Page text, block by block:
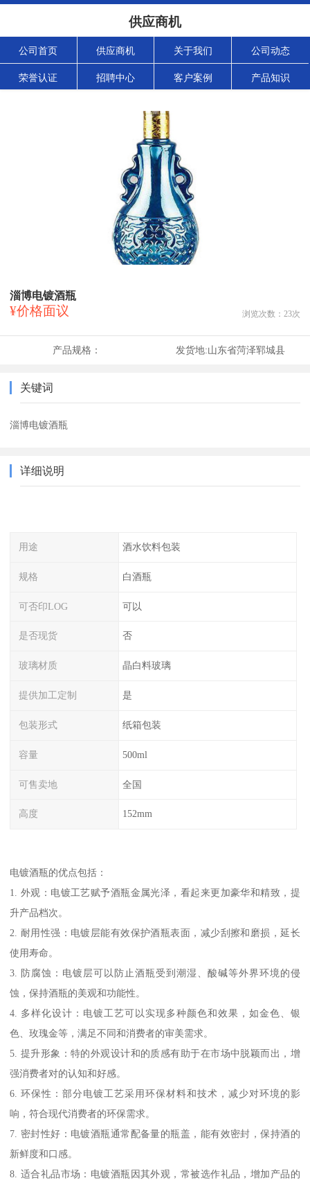
供应商机
公司首页 供应商机 关于我们 公司动态
荣誉认证 招聘中心 客户案例 产品知识
淄博电镀酒瓶
¥价格面议 浏览次数： 23次
产品规格： 发货地:山东省菏泽郓城县
关键词
淄博电镀酒瓶
详细说明
用途 酒水饮料包装
规格 白酒瓶
可否印LOG 可以
是否现货 否
玻璃材质 晶白料玻璃
提供加工定制 是
包装形式 纸箱包装
容量 500ml
可售卖地 全国
高度 152mm
电镀酒瓶的优点包括：
1. 外观：电镀工艺赋予酒瓶金属光泽，看起来更加豪华和精致，提
升产品档次。
2. 耐用性强：电镀层能有效保护酒瓶表面，减少刮擦和磨损，延长
使用寿命。
3. 防腐蚀：电镀层可以防止酒瓶受到潮湿、酸碱等外界环境的侵
蚀，保持酒瓶的美观和功能性。
4. 多样化设计：电镀工艺可以实现多种颜色和效果，如金色、银
色、玫瑰金等，满足不同和消费者的审美需求。
5. 提升形象：特的外观设计和的质感有助于在市场中脱颖而出，增
强消费者对的认知和好感。
6. 环保性：部分电镀工艺采用环保材料和技术，减少对环境的影
响，符合现代消费者的环保需求。
7. 密封性好：电镀酒瓶通常配备量的瓶盖，能有效密封，保持酒的
新鲜度和口感。
8. 适合礼品市场：电镀酒瓶因其外观，常被选作礼品，增加产品的